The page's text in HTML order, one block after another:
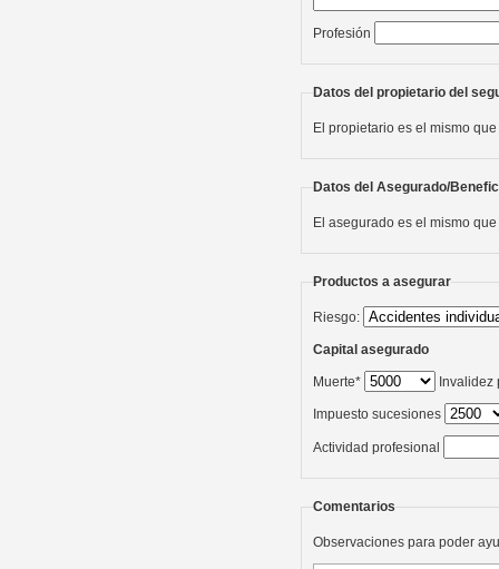
Profesión
Datos del propietario del
El propietario es el mismo
Datos del Asegurado/
El asegurado es el mismo
Productos a asegurar
Riesgo:
Capital asegurado
Muerte*
Impuesto sucesiones
Actividad profesional
Comentarios
Observaciones para poder